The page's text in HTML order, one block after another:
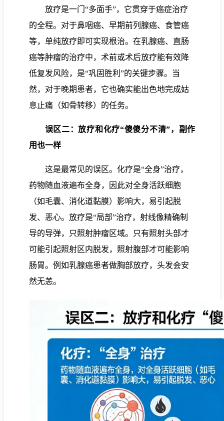
放疗是一门“多面手”，它贯穿于癌症治疗
的全程。对于鼻咽癌、早期前列腺癌、食管癌
等，单纯放疗即可实现根治。在乳腺癌、直肠
癌等肿瘤的治疗中，术前或术后放疗能有效降
低复发风险，是“巩固胜利”的关键步骤。当
然，对于晚期患者，它也确实能出色地完成姑
息止痛（如骨转移）的任务。
误区二：放疗和化疗“傻傻分不清”，副作
用也一样
这是最常见的误区。化疗是“全身”治疗，
药物随血液遍布全身，因此对全身活跃细胞
（如毛囊、消化道黏膜）影响大，易引起脱
发、恶心。放疗是“局部”治疗，射线像精确制
导的导弹，只照射肿瘤区域。只有照射头部才
可能引起照射区内脱发，照射腹部才可能影响
肠胃。例如乳腺癌患者做胸部放疗，头发会安
然无恙。